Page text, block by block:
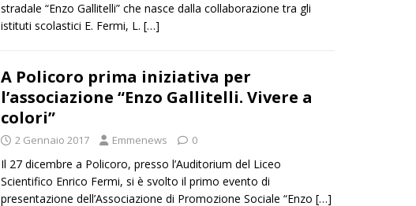
stradale “Enzo Gallitelli” che nasce dalla collaborazione tra gli
istituti scolastici E. Fermi, L. […]
A Policoro prima iniziativa per
l’associazione “Enzo Gallitelli. Vivere a
colori”
2 Gennaio 2017 Emmenews 0
Il 27 dicembre a Policoro, presso l’Auditorium del Liceo
Scientifico Enrico Fermi, si è svolto il primo evento di
presentazione dell’Associazione di Promozione Sociale “Enzo […]